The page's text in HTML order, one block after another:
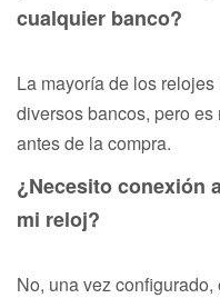
cualquier banco?
La mayoría de los
diversos bancos, pero
antes de la compra.
¿Necesito conexión
mi reloj?
No, una vez